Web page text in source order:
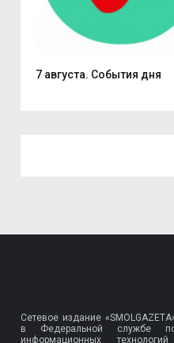
7 августа. События дня
Сетевое издание
в Федеральной службе
информационных